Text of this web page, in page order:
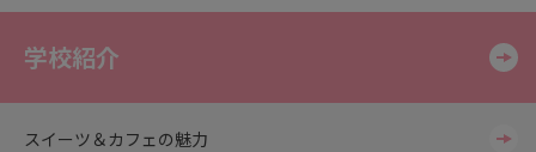
学校紹介
スイーツ＆カフェの魅力